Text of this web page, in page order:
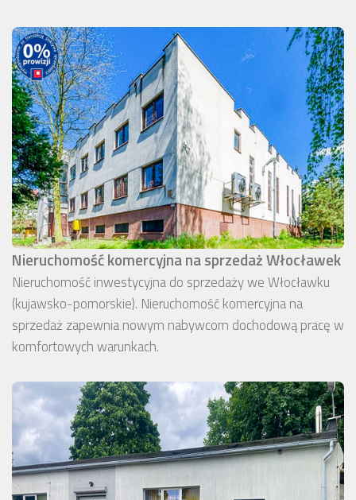
Nieruchomość komercyjna na sprzedaż Włocławek
Nieruchomość inwestycyjna do sprzedaży we Włocławku
(kujawsko-pomorskie). Nieruchomość komercyjna na
sprzedaż zapewnia nowym nabywcom dochodową pracę w
komfortowych warunkach.